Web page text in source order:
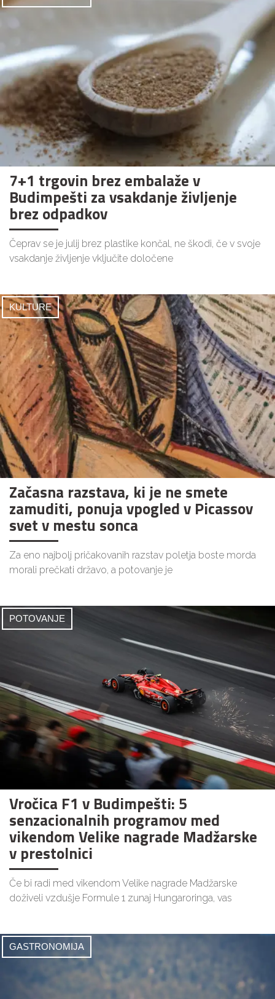
7+1 trgovin brez embalaže v
Budimpešti za vsakdanje življenje
brez odpadkov
Čeprav se je julij brez plastike končal, ne škodi, če v svoje
vsakdanje življenje vključite določene
KULTURE
Začasna razstava, ki je ne smete
zamuditi, ponuja vpogled v Picassov
svet v mestu sonca
Za eno najbolj pričakovanih razstav poletja boste morda
morali prečkati državo, a potovanje je
POTOVANJE
Vročica F1 v Budimpešti: 5
senzacionalnih programov med
vikendom Velike nagrade Madžarske
v prestolnici
Če bi radi med vikendom Velike nagrade Madžarske
doživeli vzdušje Formule 1 zunaj Hungaroringa, vas
GASTRONOMIJA